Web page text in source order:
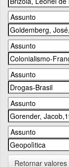
Retornar valores